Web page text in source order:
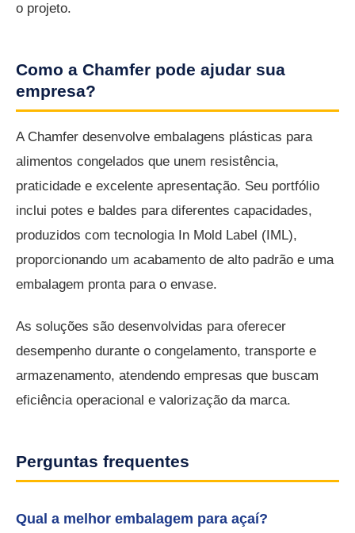
o projeto.
Como a Chamfer pode ajudar sua
empresa?
A Chamfer desenvolve embalagens plásticas para
alimentos congelados que unem resistência,
praticidade e excelente apresentação. Seu portfólio
inclui potes e baldes para diferentes capacidades,
produzidos com tecnologia In Mold Label (IML),
proporcionando um acabamento de alto padrão e uma
embalagem pronta para o envase.
As soluções são desenvolvidas para oferecer
desempenho durante o congelamento, transporte e
armazenamento, atendendo empresas que buscam
eficiência operacional e valorização da marca.
Perguntas frequentes
Qual a melhor embalagem para açaí?